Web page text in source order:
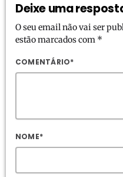
Deixe uma
O seu email não vai ser
estão marcados com *
COMENTÁRIO*
NOME*